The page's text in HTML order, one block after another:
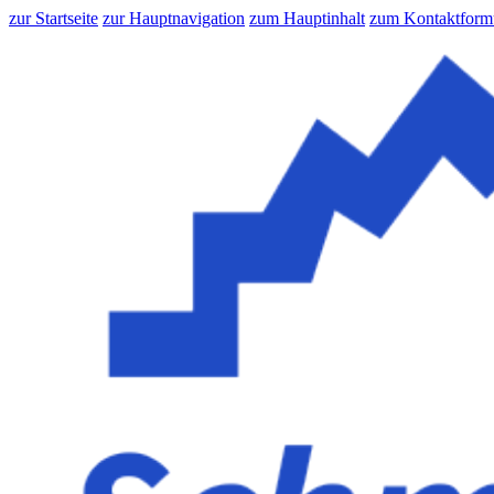
zur Startseite zur Hauptnavigation zum Hauptinhalt zum